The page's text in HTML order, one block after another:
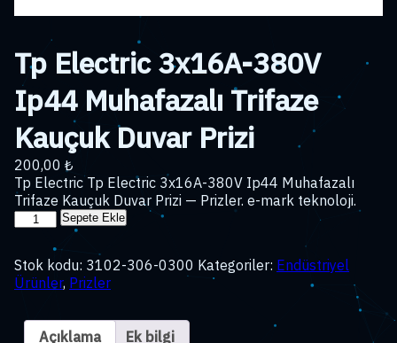
Tp Electric 3x16A-380V
Ip44 Muhafazalı Trifaze
Kauçuk Duvar Prizi
200,00 ₺
Tp Electric Tp Electric 3x16A-380V Ip44 Muhafazalı
Trifaze Kauçuk Duvar Prizi — Prizler. e-mark teknoloji.
Tp
3x16A-
380V
Ip44
Trifaze
Sepete Ekle
Stok kodu: 3102-306-0300 Kategoriler: Endüstriyel
Ürünler, Prizler
Açıklama Ek bilgi